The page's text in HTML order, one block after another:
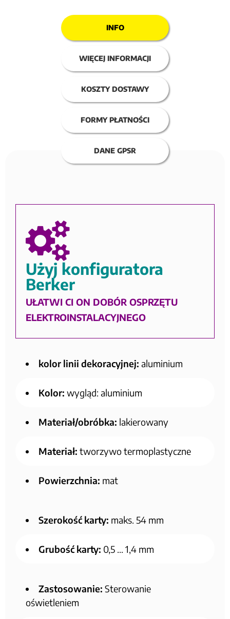
INFO
WIĘCEJ INFORMACJI
KOSZTY DOSTAWY
FORMY PŁATNOŚCI
DANE GPSR
Użyj konfiguratora
Berker
UŁATWI CI ON DOBÓR OSPRZĘTU
ELEKTROINSTALACYJNEGO
kolor linii dekoracyjnej: aluminium
Kolor: wygląd: aluminium
Materiał/obróbka: lakierowany
Materiał: tworzywo termoplastyczne
Powierzchnia: mat
Szerokość karty: maks. 54 mm
Grubość karty: 0,5 … 1,4 mm
Zastosowanie: Sterowanie
oświetleniem